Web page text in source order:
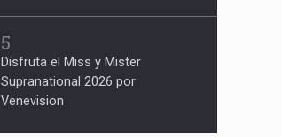
5
Disfruta el Miss y Mister
Supranational 2026 por
Venevision